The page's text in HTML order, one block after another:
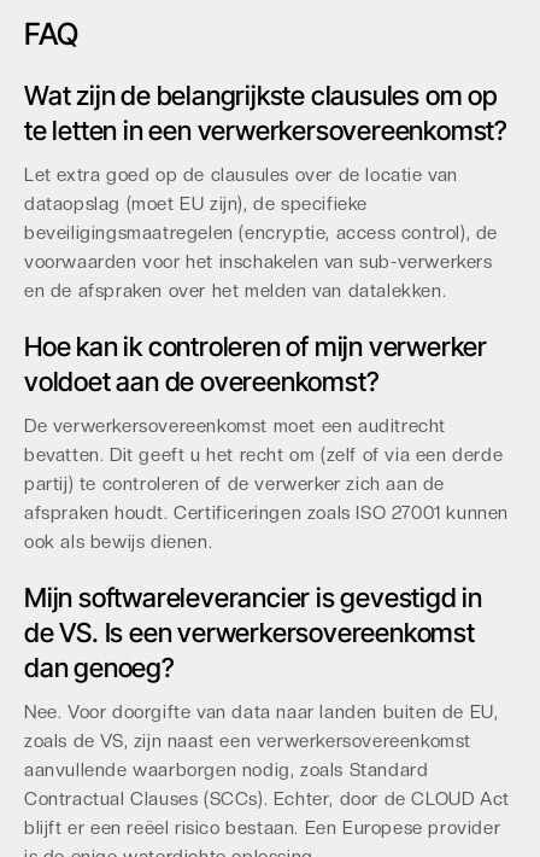
FAQ
Wat zijn de belangrijkste clausules om op
te letten in een verwerkersovereenkomst?
Let extra goed op de clausules over de locatie van
dataopslag (moet EU zijn), de specifieke
beveiligingsmaatregelen (encryptie, access control), de
voorwaarden voor het inschakelen van sub-verwerkers
en de afspraken over het melden van datalekken.
Hoe kan ik controleren of mijn verwerker
voldoet aan de overeenkomst?
De verwerkersovereenkomst moet een auditrecht
bevatten. Dit geeft u het recht om (zelf of via een derde
partij) te controleren of de verwerker zich aan de
afspraken houdt. Certificeringen zoals ISO 27001 kunnen
ook als bewijs dienen.
Mijn softwareleverancier is gevestigd in
de VS. Is een verwerkersovereenkomst
dan genoeg?
Nee. Voor doorgifte van data naar landen buiten de EU,
zoals de VS, zijn naast een verwerkersovereenkomst
aanvullende waarborgen nodig, zoals Standard
Contractual Clauses (SCCs). Echter, door de CLOUD Act
blijft er een reëel risico bestaan. Een Europese provider